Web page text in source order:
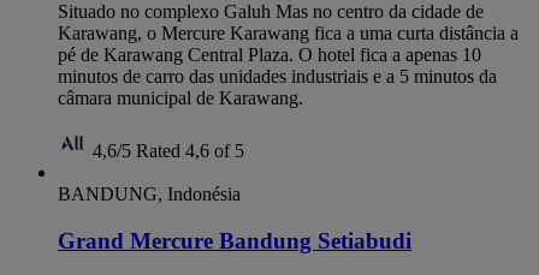
Situado no complexo Galuh Mas no centro da cidade de
Karawang, o Mercure Karawang fica a uma curta distância a
pé de Karawang Central Plaza. O hotel fica a apenas 10
minutos de carro das unidades industriais e a 5 minutos da
câmara municipal de Karawang.
4,6/5 Rated 4,6 of 5
BANDUNG, Indonésia
Grand Mercure Bandung Setiabudi